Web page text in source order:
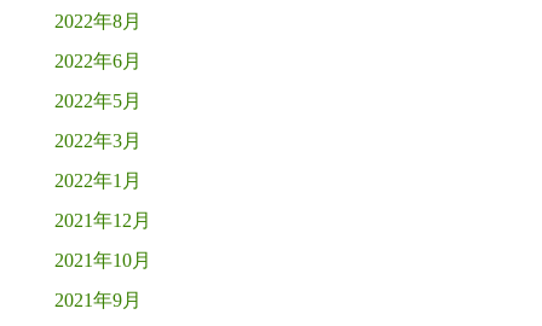
2022年8月
2022年6月
2022年5月
2022年3月
2022年1月
2021年12月
2021年10月
2021年9月